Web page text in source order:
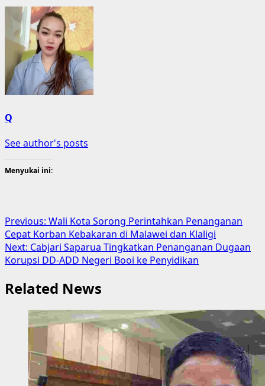
Q
See author's posts
Menyukai ini:
Post
navigation
Previous: Wali Kota Sorong Perintahkan Penanganan
Cepat Korban Kebakaran di Malawei dan Klaligi
Next: Cabjari Saparua Tingkatkan Penanganan Dugaan
Korupsi DD-ADD Negeri Booi ke Penyidikan
Related News